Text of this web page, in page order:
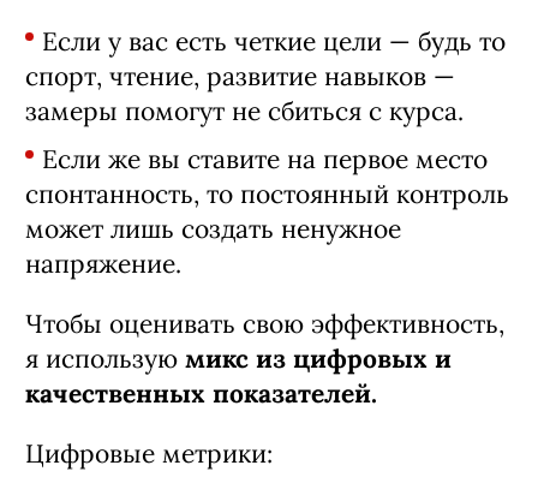
Если у вас есть четкие цели — будь то
спорт, чтение, развитие навыков —
замеры помогут не сбиться с курса.
Если же вы ставите на первое место
спонтанность, то постоянный контроль
может лишь создать ненужное
напряжение.
Чтобы оценивать свою эффективность,
я использую микс из цифровых и
качественных показателей.
Цифровые метрики: